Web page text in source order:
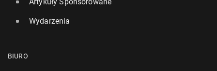
Wydarzenia
BIURO